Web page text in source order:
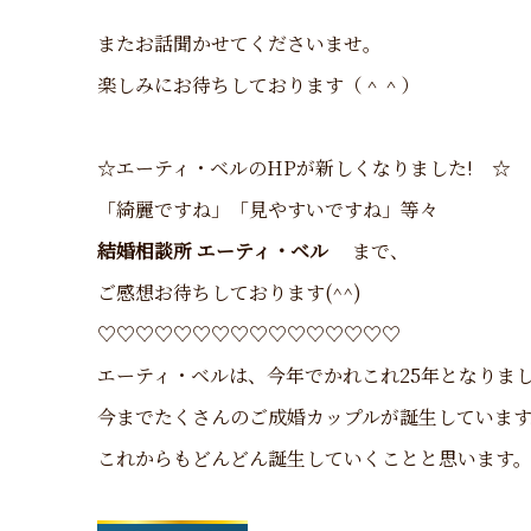
またお話聞かせてくださいませ。
楽しみにお待ちしております（＾＾）
☆エーティ・ベルのHPが新しくなりました! ☆
「綺麗ですね」「見やすいですね」等々
結婚相談所 エーティ・ベル まで、
ご感想お待ちしております(^^)
♡♡♡♡♡♡♡♡♡♡♡♡♡♡♡♡
エーティ・ベルは、今年でかれこれ25年となりまし
今までたくさんのご成婚カップルが誕生しています
これからもどんどん誕生していくことと思います。